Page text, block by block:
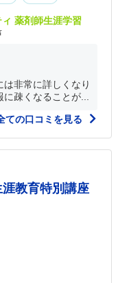
薬剤師生涯学習
非常に詳しくなり
疎くなることが...
ての口コミを見る
教育特別講座